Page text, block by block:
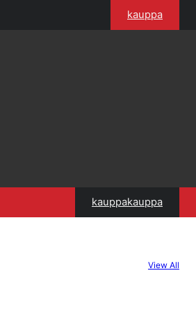
kauppa
kauppakauppa
View All